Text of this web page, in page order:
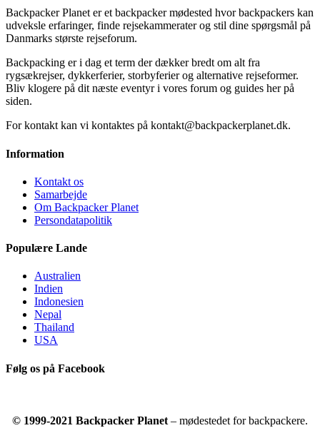
Backpacker Planet er et backpacker mødested hvor backpackers kan
udveksle erfaringer, finde rejsekammerater og stil dine spørgsmål på
Danmarks største rejseforum.
Backpacking er i dag et term der dækker bredt om alt fra
rygsækrejser, dykkerferier, storbyferier og alternative rejseformer.
Bliv klogere på dit næste eventyr i vores forum og guides her på
siden.
For kontakt kan vi kontaktes på kontakt@backpackerplanet.dk.
Information
Kontakt os
Samarbejde
Om Backpacker Planet
Persondatapolitik
Populære Lande
Australien
Indien
Indonesien
Nepal
Thailand
USA
Følg os på Facebook
© 1999-2021 Backpacker Planet – mødestedet for backpackere.